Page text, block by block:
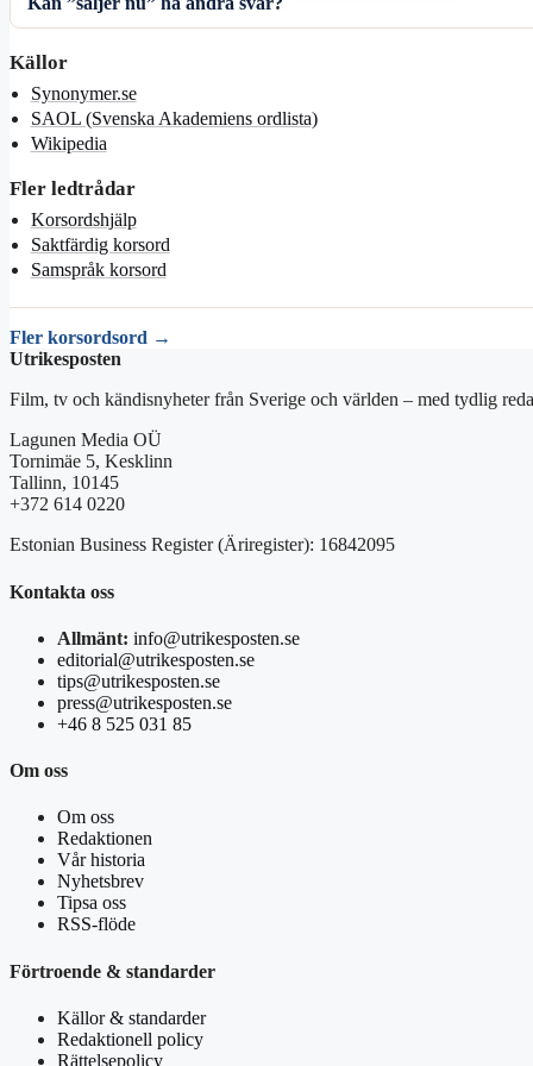
Källor
Synonymer.se
SAOL (Svenska Akademiens ordlista)
Wikipedia
Fler ledtrådar
Korsordshjälp
Saktfärdig korsord
Samspråk korsord
Fler korsordsord →
Utrikesposten
Film, tv och kändisnyheter från Sverige och världen – med tydlig
Lagunen Media OÜ
Tornimäe 5, Kesklinn
Tallinn, 10145
+372 614 0220
Estonian Business Register (Äriregister): 16842095
Kontakta oss
Allmänt: info@utrikesposten.se
editorial@utrikesposten.se
tips@utrikesposten.se
press@utrikesposten.se
+46 8 525 031 85
Om oss
Om oss
Redaktionen
Vår historia
Nyhetsbrev
Tipsa oss
RSS-flöde
Förtroende & standarder
Källor & standarder
Redaktionell policy
Rättelsepolicy